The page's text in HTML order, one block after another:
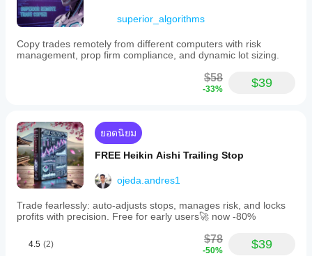
และสำคัญที่คุณต้องใส่ชื่อส่วนตัวในหน้าต่าง
พารามิเตอร์ "cBotLabel" ซึ่งจะเพิ่มโอกาสไม่ถูกตรวจ
อย่างไรก็ตาม ในช่วงท้าทายนี้ไม่น่าจะเป็นปัญหา
โปรดจำไว้ว่า กับโบรกเกอร์อื่น ผลลัพธ์อาจแตกต่างกัน
การตั้งค่าเวลาเทรดข่าว:
ด้วยเครื่องมือนี้ คุณสามารถเทรดในวันที่มีข่าวโดยไม่
โดยหลักการ คุณสามารถกำหนดได้ว่าจะเทรดในวันใด:
จากนั้นคุณตัดสินใจตาม "Non-Trading Time" ว่าช่วง
superior_algorithms
Copy trades remotely from different computers with risk
management, prop firm compliance, and dynamic lot sizing.
$58
-33% $39
ยอดนิยม
FREE Heikin Aishi Trailing Stop
ojeda.andres1
Trade fearlessly: auto-adjusts stops, manages risk, and locks
profits with precision. Free for early users🚀 now -80%
4.5 (2) $78
-50% $39